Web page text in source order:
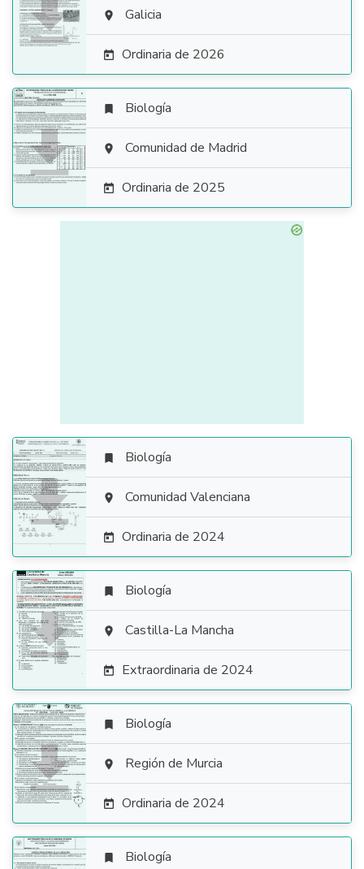
  Galicia
 Ordinaria de 2026

 Biología
 Comunidad de Madrid
 Ordinaria de 2025

 Biología
 Comunidad Valenciana
 Ordinaria de 2024

 Biología
 Castilla-La Mancha
 Extraordinaria de 2024

 Biología
 Región de Murcia
 Ordinaria de 2024
 Biología